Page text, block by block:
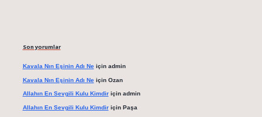
Son yorumlar
Kavala Nın Eşinin Adı Neiçin admin
Kavala Nın Eşinin Adı Neiçin Ozan
Allahın En Sevgili Kulu Kimdiriçin admin
Allahın En Sevgili Kulu Kimdiriçin Paşa